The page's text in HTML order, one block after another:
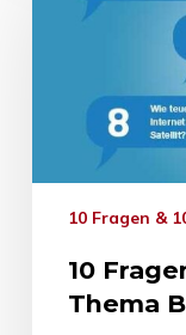
10 Fragen &
10
Thema